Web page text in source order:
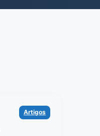
Categorias
Artigos